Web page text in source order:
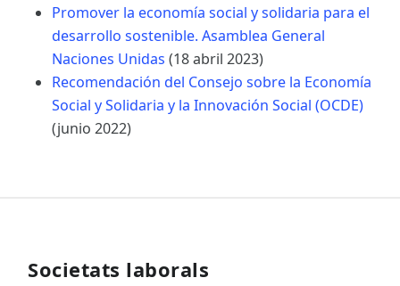
Promover la economía social y solidaria para el
desarrollo sostenible. Asamblea General
Naciones Unidas (18 abril 2023)
Recomendación del Consejo sobre la Economía
Social y Solidaria y la Innovación Social (OCDE)
(junio 2022)
Societats laborals